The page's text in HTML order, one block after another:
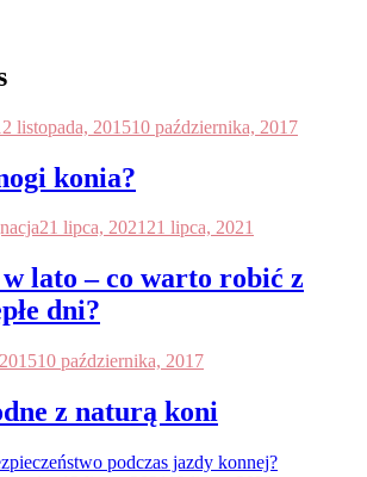
listopada, 201510 października, 2017
konia?
21 lipca, 202121 lipca, 2021
lato – co warto robić z
dni?
10 października, 2017
z naturą koni